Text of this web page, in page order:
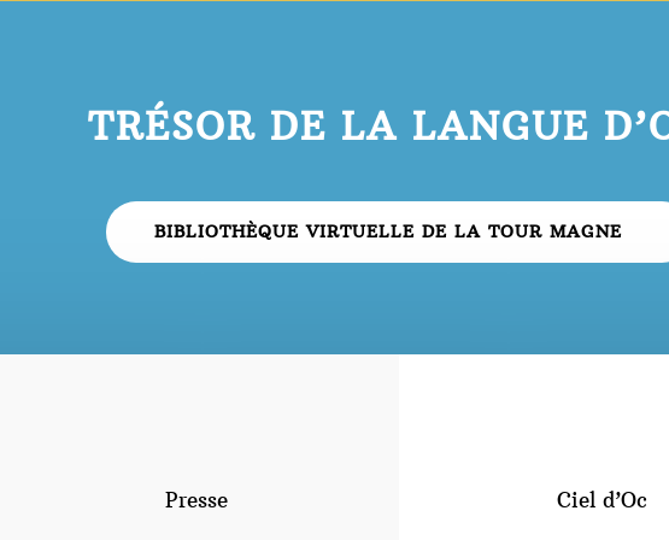
TRÉSOR DE LA LANGUE
BIBLIOTHÈQUE VIRTUELLE DE LA TOUR MAGNE
Presse Ciel d’Oc